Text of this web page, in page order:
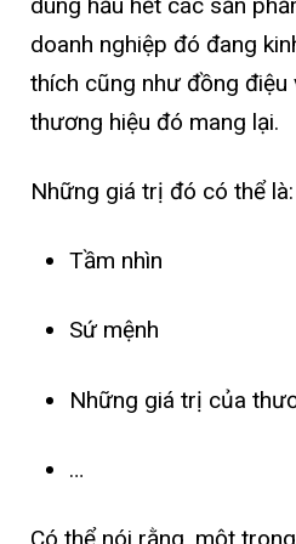
doanh nghiệp đó đang
thích cũng như đồng
thương hiệu đó mang lại.
Những giá trị đó có thể là:
Tầm nhìn
Sứ mệnh
Những giá trị của
…